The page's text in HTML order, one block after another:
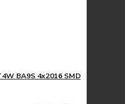
BA9S 4x2016 SMD